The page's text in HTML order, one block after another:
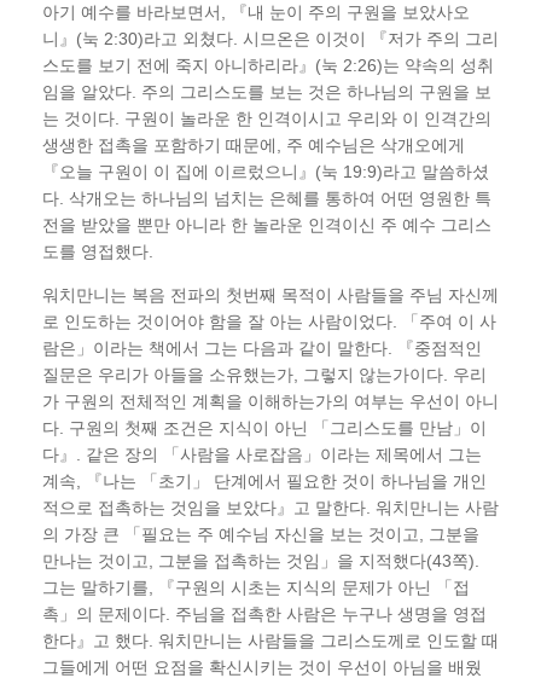
아기 예수를 바라보면서, 『내 눈이 주의 구원을 보았사오
니』(눅 2:30)라고 외쳤다. 시므온은 이것이 『저가 주의 그리
스도를 보기 전에 죽지 아니하리라』(눅 2:26)는 약속의 성취
임을 알았다. 주의 그리스도를 보는 것은 하나님의 구원을 보
는 것이다. 구원이 놀라운 한 인격이시고 우리와 이 인격간의
생생한 접촉을 포함하기 때문에, 주 예수님은 삭개오에게
『오늘 구원이 이 집에 이르렀으니』(눅 19:9)라고 말씀하셨
다. 삭개오는 하나님의 넘치는 은혜를 통하여 어떤 영원한 특
전을 받았을 뿐만 아니라 한 놀라운 인격이신 주 예수 그리스
도를 영접했다.
워치만니는 복음 전파의 첫번째 목적이 사람들을 주님 자신께
로 인도하는 것이어야 함을 잘 아는 사람이었다. 「주여 이 사
람은」이라는 책에서 그는 다음과 같이 말한다. 『중점적인
질문은 우리가 아들을 소유했는가, 그렇지 않는가이다. 우리
가 구원의 전체적인 계획을 이해하는가의 여부는 우선이 아니
다. 구원의 첫째 조건은 지식이 아닌 「그리스도를 만남」이
다』. 같은 장의 「사람을 사로잡음」이라는 제목에서 그는
계속, 『나는 「초기」 단계에서 필요한 것이 하나님을 개인
적으로 접촉하는 것임을 보았다』고 말한다. 워치만니는 사람
의 가장 큰 「필요는 주 예수님 자신을 보는 것이고, 그분을
만나는 것이고, 그분을 접촉하는 것임」을 지적했다(43쪽).
그는 말하기를, 『구원의 시초는 지식의 문제가 아닌 「접
촉」의 문제이다. 주님을 접촉한 사람은 누구나 생명을 영접
한다』고 했다. 워치만니는 사람들을 그리스도께로 인도할 때
그들에게 어떤 요점을 확신시키는 것이 우선이 아님을 배웠